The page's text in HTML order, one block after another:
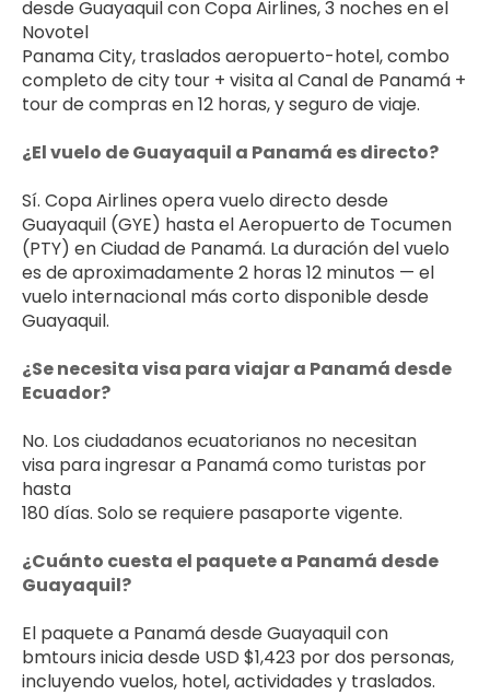
desde Guayaquil con Copa Airlines, 3 noches en el
Novotel
Panama City, traslados aeropuerto-hotel, combo
completo de city tour + visita al Canal de Panamá +
tour de compras en 12 horas, y seguro de viaje.
¿El vuelo de Guayaquil a Panamá es directo?
Sí. Copa Airlines opera vuelo directo desde
Guayaquil (GYE) hasta el Aeropuerto de Tocumen
(PTY) en Ciudad de Panamá. La duración del vuelo
es de aproximadamente 2 horas 12 minutos — el
vuelo internacional más corto disponible desde
Guayaquil.
¿Se necesita visa para viajar a Panamá desde
Ecuador?
No. Los ciudadanos ecuatorianos no necesitan
visa para ingresar a Panamá como turistas por
hasta
180 días. Solo se requiere pasaporte vigente.
¿Cuánto cuesta el paquete a Panamá desde
Guayaquil?
El paquete a Panamá desde Guayaquil con
bmtours inicia desde USD $1,423 por dos personas,
incluyendo vuelos, hotel, actividades y traslados.